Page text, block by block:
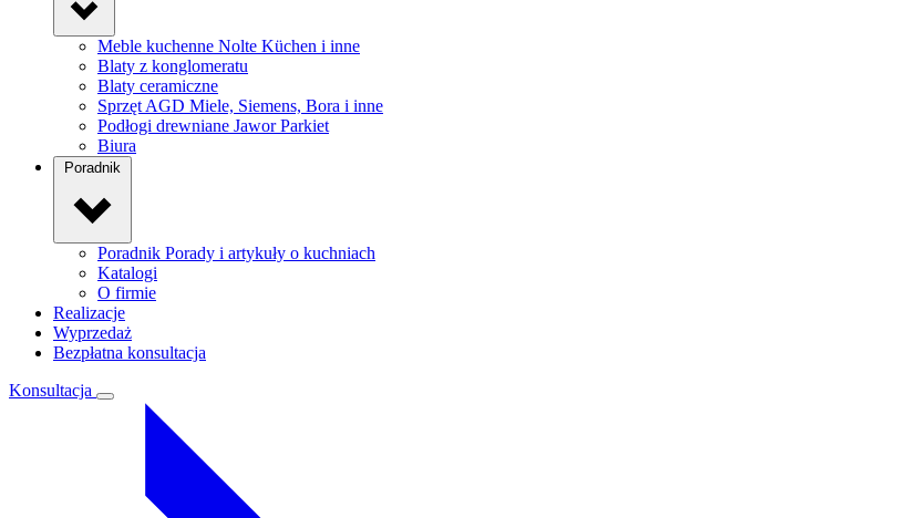
Meble kuchenne Nolte Küchen i inne
Blaty z konglomeratu
Blaty ceramiczne
Sprzęt AGD Miele, Siemens, Bora i inne
Podłogi drewniane Jawor Parkiet
Biura
Poradnik Porady i artykuły o kuchniach
Katalogi
O firmie
Realizacje
Wyprzedaż
Bezpłatna konsultacja
Konsultacja